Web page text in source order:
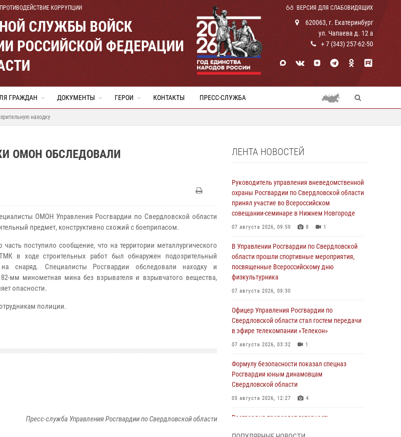
ПРОТИВОДЕЙСТВИЕ КОРРУПЦИИ ВЕРСИЯ ДЛЯ СЛАБОВИДЯЩИХ
СЛУЖБЫ ВОЙСК
РОССИЙСКОЙ ФЕДЕРАЦИИ
620063, г. Екатеринбург
ул. Чапаева д. 12 а
+ 7 (343) 257-62-50
ГРАЖДАН ДОКУМЕНТЫ ГЕРОИ КОНТАКТЫ ПРЕСС-СЛУЖБА
находку
ОМОН ОБСЛЕДОВАЛИ
ОМОН Управления Росгвардии по Свердловской области
предмет, конструктивно схожий с боеприпасом.
поступило сообщение, что на территории металлургического
в ходе строительных работ был обнаружен подозрительный
снаряд. Специалисты Росгвардии обследовали находку и
82-мм минометная мина без взрывателя и взрывчатого вещества,
опасности.
полиции.
Пресс-служба Управления Росгвардии по Свердловской области
ЛЕНТА НОВОСТЕЙ
Руководитель управления вневедомственной
охраны Росгвардии по Свердловской области
принял участие во Всероссийском
совещании-семинаре в Нижнем Новгороде
07 августа 2026, 09:59 8 1
В Управлении Росгвардии по Свердловской
области прошли спортивные мероприятия,
посвященные Всероссийскому дню
физкультурника
07 августа 2026, 09:30
Офицер Управления Росгвардии по
Свердловской области стал гостем передачи
в эфире телекомпании «Телекон»
07 августа 2026, 03:32 1
Формулу безопасности показал спецназ
Росгвардии юным динамовцам
Свердловской области
05 августа 2026, 12:27 4
Росгвардия проверяет готовность